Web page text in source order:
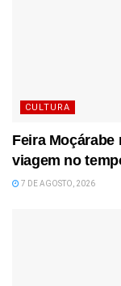
CULTURA
Feira Moçárabe
viagem no
7 DE AGOSTO, 2026